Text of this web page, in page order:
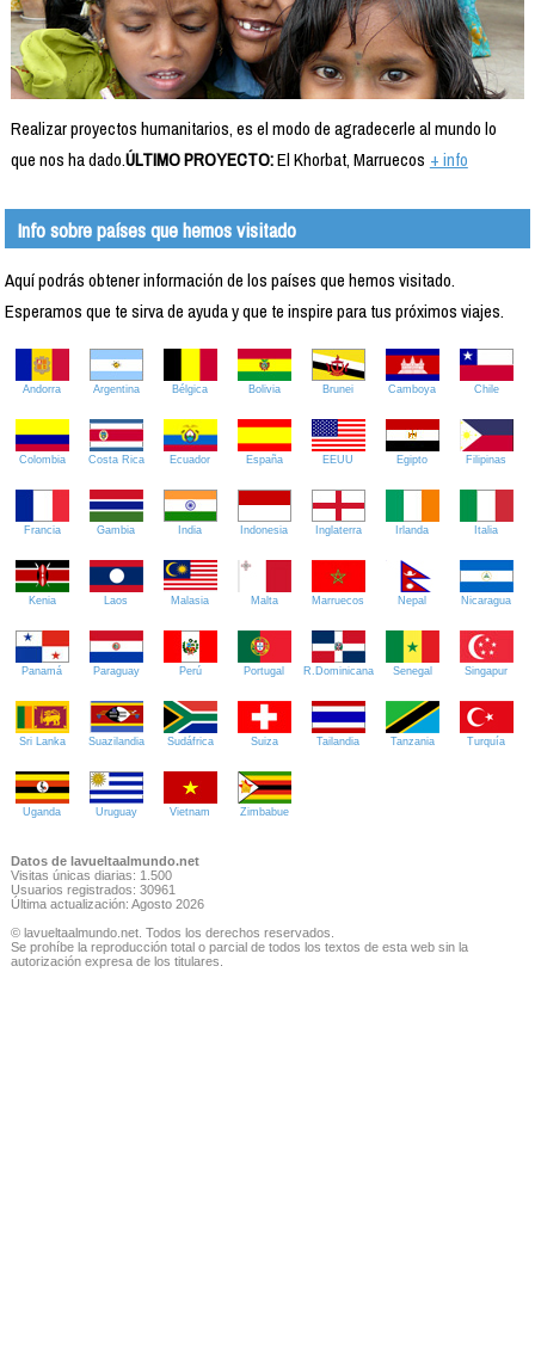
Realizar proyectos humanitarios, es el modo de agradecerle al mundo lo
que nos ha dado.ÚLTIMO PROYECTO:El Khorbat, Marruecos + info
Info sobre países que hemos visitado
Aquí podrás obtener información de los países que hemos visitado.
Esperamos que te sirva de ayuda y que te inspire para tus próximos viajes.
Andorra Argentina Bélgica Bolivia Brunei Camboya Chile
Colombia Costa Rica Ecuador España EEUU Egipto Filipinas
Francia Gambia India Indonesia Inglaterra Irlanda Italia
Kenia Laos Malasia Malta Marruecos Nepal Nicaragua
Panamá Paraguay Perú Portugal R.Dominicana Senegal Singapur
Sri Lanka Suazilandia Sudáfrica Suiza Tailandia Tanzania Turquía
Uganda Uruguay Vietnam Zimbabue
Datos de lavueltaalmundo.net
Visitas únicas diarias: 1.500
Usuarios registrados: 30961
Última actualización: Agosto 2026
© lavueltaalmundo.net. Todos los derechos reservados.
Se prohíbe la reproducción total o parcial de todos los textos de esta web sin la
autorización expresa de los titulares.